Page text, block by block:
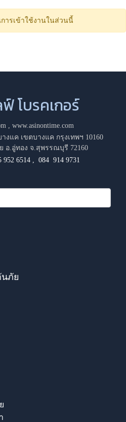
ารเข้าใช้งานในส่วนนี้
โบรคเกอร์
, www.asinontime.com
งแค เขตบางแค กรุงเทพฯ 10160
อ.อู่ทอง จ.สุพรรณบุรี 72160
952 6514 ,084 914 9731
นภัย